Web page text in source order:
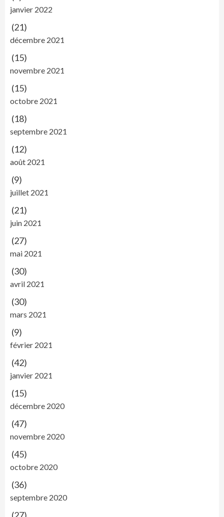
janvier 2022
(21)
décembre 2021
(15)
novembre 2021
(15)
octobre 2021
(18)
septembre 2021
(12)
août 2021
(9)
juillet 2021
(21)
juin 2021
(27)
mai 2021
(30)
avril 2021
(30)
mars 2021
(9)
février 2021
(42)
janvier 2021
(15)
décembre 2020
(47)
novembre 2020
(45)
octobre 2020
(36)
septembre 2020